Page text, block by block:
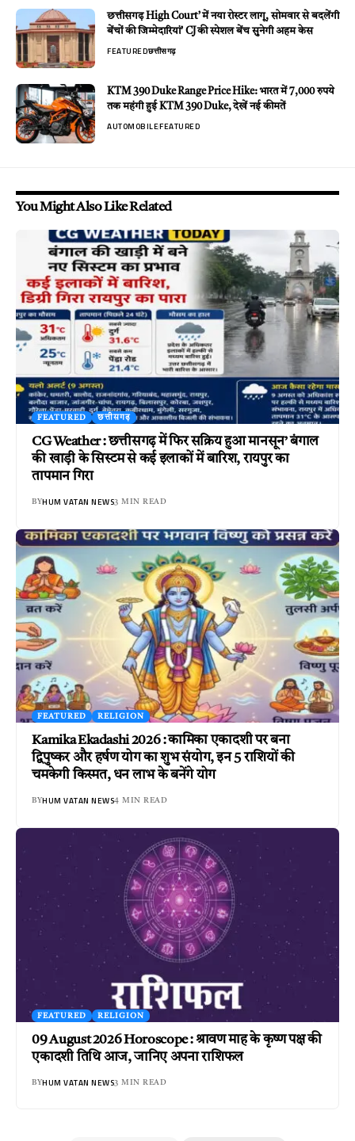
छत्तीसगढ़ High Court’ में नया रोस्टर लागू, सोमवार से बदलेंगी
बेंचों की जिम्मेदारियां’ CJ की स्पेशल बेंच सुनेगी अहम केस
FEATUREDछत्तीसगढ़
KTM 390 Duke Range Price Hike: भारत में 7,000 रुपये
तक महंगी हुई KTM 390 Duke, देखें नई कीमतें
AUTOMOBILEFEATURED
You Might Also Like Related
FEATURED छत्तीसगढ़
CG Weather : छत्तीसगढ़ में फिर सक्रिय हुआ मानसून’ बंगाल
की खाड़ी के सिस्टम से कई इलाकों में बारिश, रायपुर का
तापमान गिरा
BYHUM VATAN NEWS3 MIN READ
FEATURED RELIGION
Kamika Ekadashi 2026 : कामिका एकादशी पर बना
द्विपुष्कर और हर्षण योग का शुभ संयोग, इन 5 राशियों की
चमकेगी किस्मत, धन लाभ के बनेंगे योग
BYHUM VATAN NEWS4 MIN READ
FEATURED RELIGION
09 August 2026 Horoscope : श्रावण माह के कृष्ण पक्ष की
एकादशी तिथि आज, जानिए अपना राशिफल
BYHUM VATAN NEWS3 MIN READ